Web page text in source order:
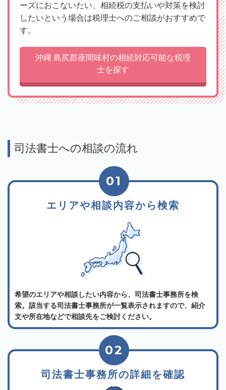
ーズにおこないたい、相続税の支払いや対策を検討
したいという場合は税理士へのご相談がおすすめで
す。
沖縄 島尻郡座間味村の相続対応可能な税理
士を探す
司法書士への相談の流れ
エリアや相談内容から検索
01
希望のエリアや相談したい内容から、司法書士事務所を検
索。該当する司法書士事務所が一覧表示されますので、紹介
文や所在地などで相談先をご検討ください。
司法書士事務所の詳細を確認
02